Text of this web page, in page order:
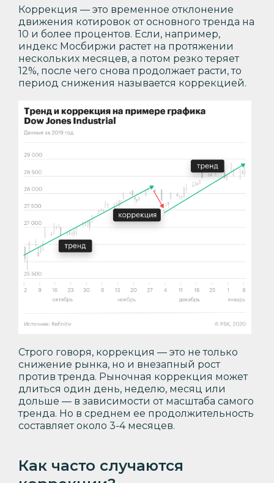
Коррекция — это временное отклонение
движения котировок от основного тренда на
10 и более процентов. Если, например,
индекс Мосбиржи растет на протяжении
нескольких месяцев, а потом резко теряет
12%, после чего снова продолжает расти, то
период снижения называется коррекцией.
Строго говоря, коррекция — это не только
снижение рынка, но и внезапный рост
против тренда. Рыночная коррекция может
длиться один день, неделю, месяц или
дольше — в зависимости от масштаба самого
тренда. Но в среднем ее продолжительность
составляет около 3-4 месяцев.
Как часто случаются